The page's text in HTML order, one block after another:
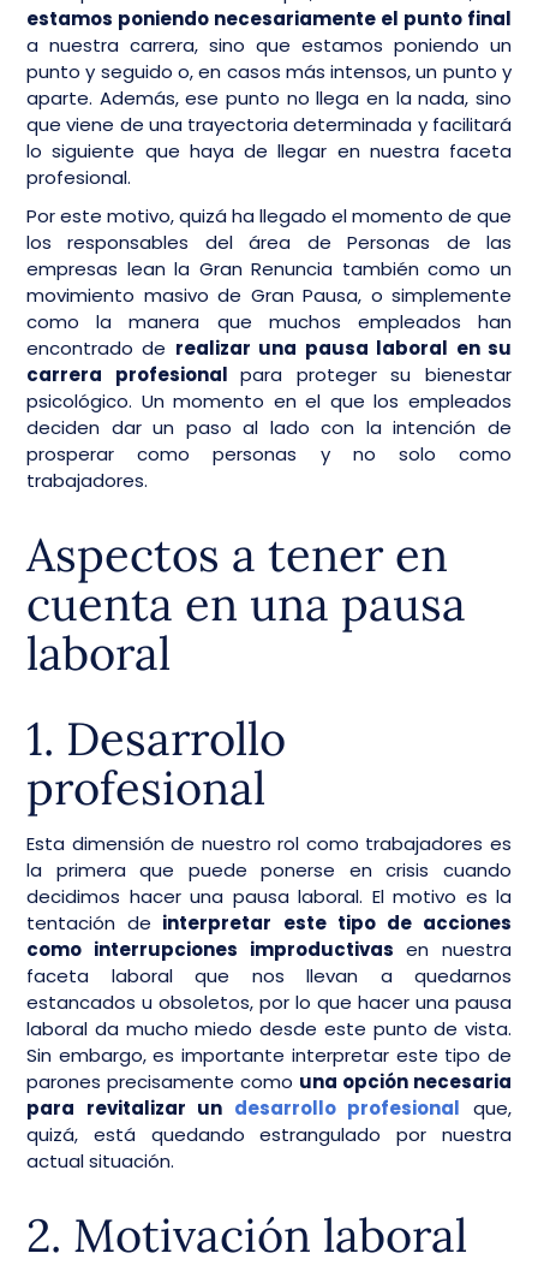
estamos poniendo necesariamente el punto final
a nuestra carrera, sino que estamos poniendo un
punto y seguido o, en casos más intensos, un punto y
aparte. Además, ese punto no llega en la nada, sino
que viene de una trayectoria determinada y facilitará
lo siguiente que haya de llegar en nuestra faceta
profesional.
Por este motivo, quizá ha llegado el momento de que
los responsables del área de Personas de las
empresas lean la Gran Renuncia también como un
movimiento masivo de Gran Pausa, o simplemente
como la manera que muchos empleados han
encontrado de realizar una pausa laboral en su
carrera profesionalpara proteger su bienestar
psicológico. Un momento en el que los empleados
deciden dar un paso al lado con la intención de
prosperar como personas y no solo como
trabajadores.
Aspectos a tener en
cuenta en una pausa
laboral
1. Desarrollo
profesional
Esta dimensión de nuestro rol como trabajadores es
la primera que puede ponerse en crisis cuando
decidimos hacer una pausa laboral. El motivo es la
tentación de interpretar este tipo de acciones
como interrupciones improductivas en nuestra
faceta laboral que nos llevan a quedarnos
estancados u obsoletos, por lo que hacer una pausa
laboral da mucho miedo desde este punto de vista.
Sin embargo, es importante interpretar este tipo de
parones precisamente como una opción necesaria
para revitalizar un desarrollo profesional que,
quizá, está quedando estrangulado por nuestra
actual situación.
2. Motivación laboral